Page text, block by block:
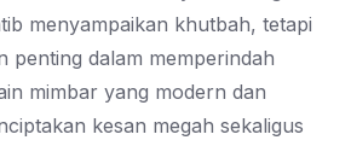
menyampaikan khutbah, tetapi
penting dalam memperindah
mimbar yang modern dan
kesan megah sekaligus